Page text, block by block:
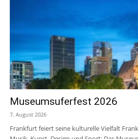
Museumsuferfest 2026
7. August 2026
Frankfurt feiert seine kulturelle Vielfalt